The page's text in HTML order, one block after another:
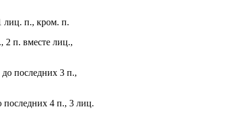
лиц. п., кром. п.
2 п. вместе лиц.,
последних 3 п.,
последних 4 п., 3 лиц.